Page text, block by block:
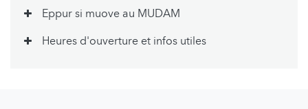
Eppur si muove au MUDAM
Heures d'ouverture et infos utiles